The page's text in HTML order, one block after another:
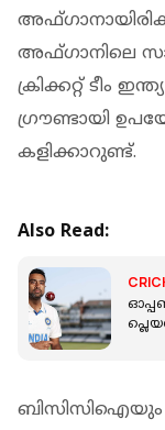
അഫ്ഗാനിലെ
ക്രിക്കറ്റ് ടീം
ഗ്രൗണ്ടായി
കളിക്കാറുണ്ട്.
Also Read:
ബിസിസിഐയും